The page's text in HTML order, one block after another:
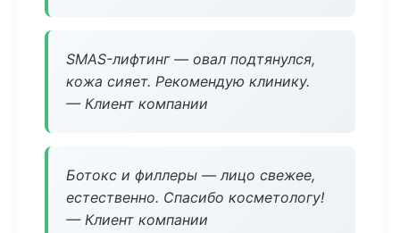
SMAS-лифтинг — овал подтянулся,
кожа сияет. Рекомендую клинику.
— Клиент компании
Ботокс и филлеры — лицо свежее,
естественно. Спасибо косметологу!
— Клиент компании